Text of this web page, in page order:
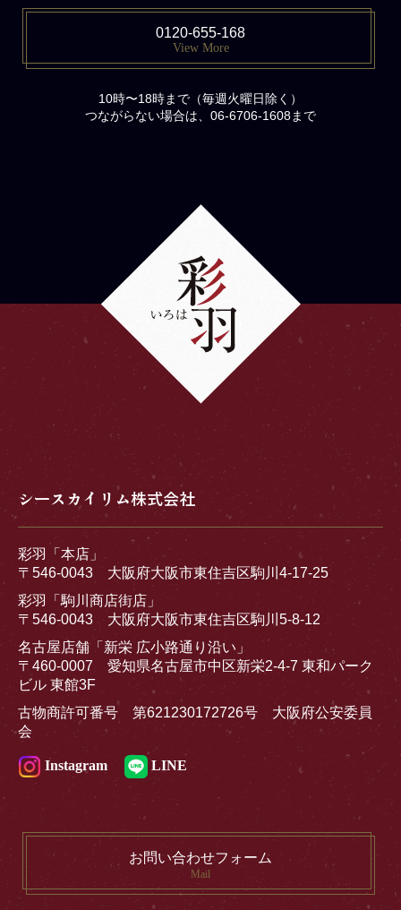
0120-655-168
View More
10時〜18時まで（毎週火曜日除く）
つながらない場合は、06-6706-1608まで
シースカイリム株式会社
彩羽「本店」
〒546-0043 大阪府大阪市東住吉区駒川4-17-25
彩羽「駒川商店街店」
〒546-0043 大阪府大阪市東住吉区駒川5-8-12
名古屋店舗「新栄 広小路通り沿い」
〒460-0007 愛知県名古屋市中区新栄2-4-7 東和パーク
ビル 東館3F
古物商許可番号 第621230172726号 大阪府公安委員
会
Instagram LINE
お問い合わせフォーム
Mail